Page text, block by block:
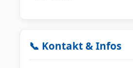
📞 Kontakt & Infos